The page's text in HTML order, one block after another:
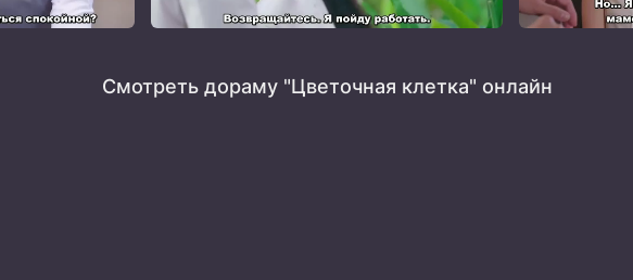
Смотреть дораму "Цветочная клетка" онлайн